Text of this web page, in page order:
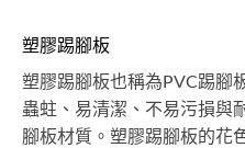
塑膠踢腳板
塑膠踢腳板也稱為PVC踢腳
蟲蛀、易清潔、不易污損與
腳板材質。塑膠踢腳板的花